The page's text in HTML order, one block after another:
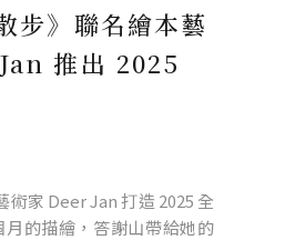
》聯名繪本藝
推出 2025
術家 Deer Jan 打造 2025 全
月的描繪，答謝山帶給她的